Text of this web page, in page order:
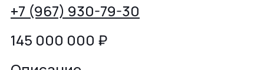
+7 (967) 930-79-30
145 000 000 ₽